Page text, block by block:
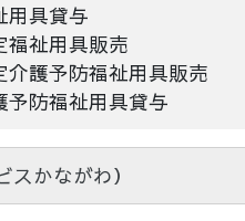
用具貸与
福祉用具販売
介護予防福祉用具販売
予防福祉用具貸与
かながわ）